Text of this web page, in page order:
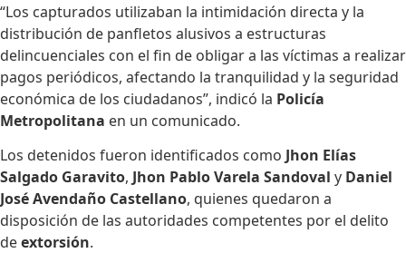
“Los capturados utilizaban la intimidación directa y la
distribución de panfletos alusivos a estructuras
delincuenciales con el fin de obligar a las víctimas a realizar
pagos periódicos, afectando la tranquilidad y la seguridad
económica de los ciudadanos”, indicó la Policía
Metropolitana en un comunicado.
Los detenidos fueron identificados como Jhon Elías
Salgado Garavito, Jhon Pablo Varela Sandoval y Daniel
José Avendaño Castellano, quienes quedaron a
disposición de las autoridades competentes por el delito
deextorsión.